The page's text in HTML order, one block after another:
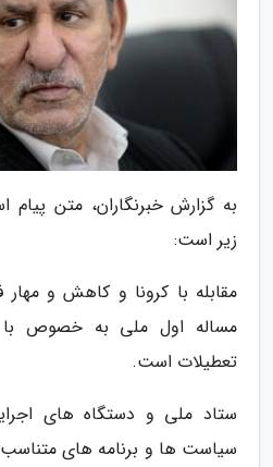
به گزارش خبرنگاران، متن
زیر است:
مقابله با کرونا و کاهش و
مساله اول ملی به خصوص با
تعطیلات است.
ستاد ملی و دستگاه های
سیاست ها و برنامه های متناسب